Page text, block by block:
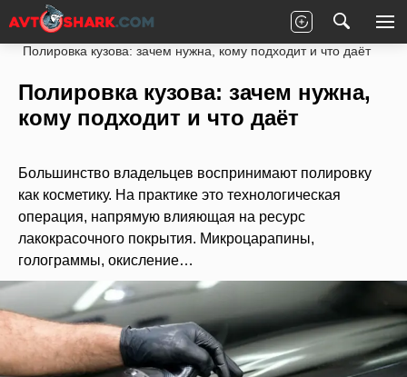
Главная Статьи
Новости партнеров
Полировка кузова: зачем нужна, кому подходит и что даёт
Полировка кузова: зачем нужна,
кому подходит и что даёт
Большинство владельцев воспринимают полировку
как косметику. На практике это технологическая
операция, напрямую влияющая на ресурс
лакокрасочного покрытия. Микроцарапины,
голограммы, окисление…